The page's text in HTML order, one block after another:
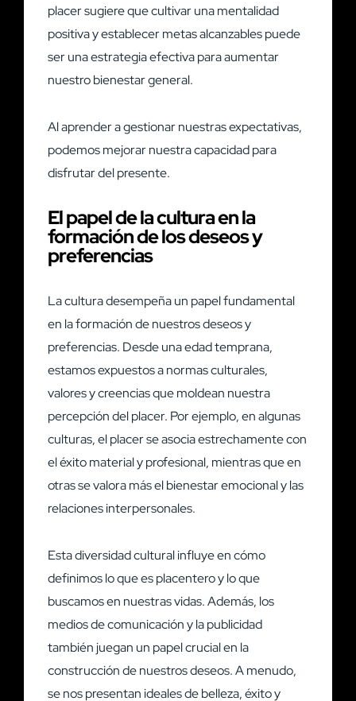
placer sugiere que cultivar una mentalidad
positiva y establecer metas alcanzables puede
ser una estrategia efectiva para aumentar
nuestro bienestar general.
Al aprender a gestionar nuestras expectativas,
podemos mejorar nuestra capacidad para
disfrutar del presente.
El papel de la cultura en la
formación de los deseos y
preferencias
La cultura desempeña un papel fundamental
en la formación de nuestros deseos y
preferencias. Desde una edad temprana,
estamos expuestos a normas culturales,
valores y creencias que moldean nuestra
percepción del placer. Por ejemplo, en algunas
culturas, el placer se asocia estrechamente con
el éxito material y profesional, mientras que en
otras se valora más el bienestar emocional y las
relaciones interpersonales.
Esta diversidad cultural influye en cómo
definimos lo que es placentero y lo que
buscamos en nuestras vidas. Además, los
medios de comunicación y la publicidad
también juegan un papel crucial en la
construcción de nuestros deseos. A menudo,
se nos presentan ideales de belleza, éxito y